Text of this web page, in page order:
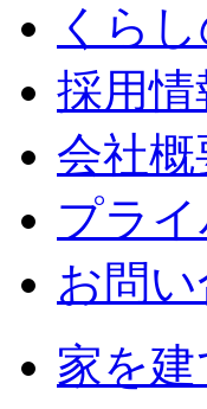
くら
採用情
会社概
プラ
お問
家を建